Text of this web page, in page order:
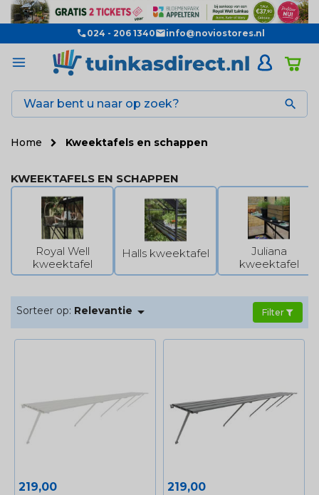
024 - 206 1340 info@noviostores.nl

Home Kweektafels en schappen
KWEEKTAFELS EN SCHAPPEN
Royal Well
kweektafel
Halls kweektafel
Juliana
kweektafel
Sorteer op: Relevantie  Filter
Prijs
219,00 Prijs
219,00